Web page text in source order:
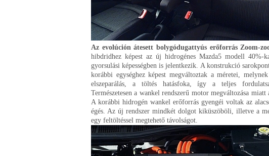
Az evolúción átesett bolygódugattyús erőforrás Zoom-
hibdridhez képest az új hidrogénes Mazda5 modell
gyorsulási képességben is jelentkezik. A konstrukció
korábbi egységhez képest megváltoztak a méretei,
elszeparálás, a töltés hatásfoka, így a teljes
Természetesen a wankel rendszerű motor megváltozása
A korábbi hidrogén wankel erőforrás gyengéi voltak az
égés. Az új rendszer mindkét dolgot kiküszöböli, illetve a
egy feltöltéssel megtehető távolságot.